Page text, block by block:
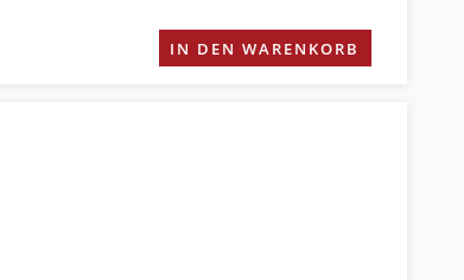
IN DEN WARENKORB